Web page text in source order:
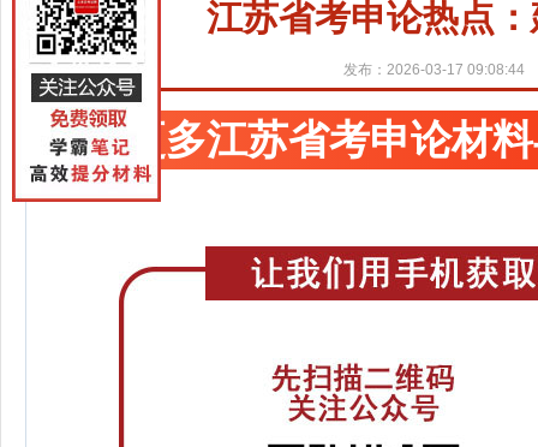
江苏省考申论热点
发布：2026-03-17 09:08:44
更多江苏省考申论材